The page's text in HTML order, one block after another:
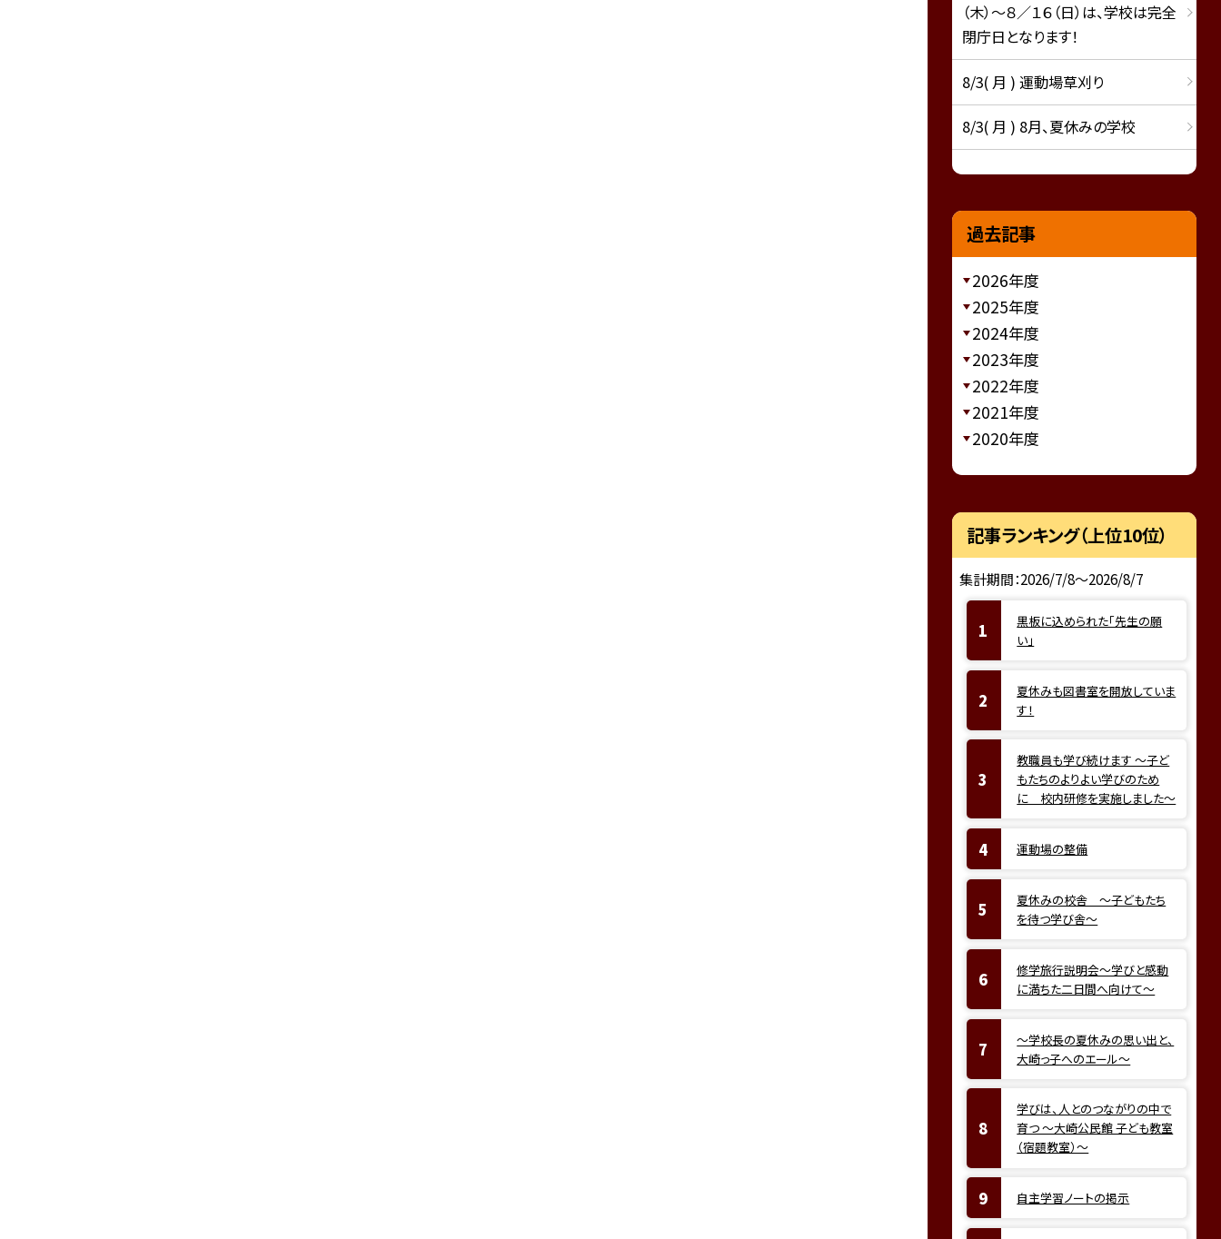
（木）～８／１６（日）は、学校は完全
閉庁日となります！
8/3( 月 ) 運動場草刈り
8/3( 月 ) 8月、夏休みの学校
過去記事
2026年度
2025年度
2024年度
2023年度
2022年度
2021年度
2020年度
記事ランキング（上位10位）
集計期間：2026/7/8～2026/8/7
黒板に込められた「先生の願
い」
夏休みも図書室を開放していま
す！
教職員も学び続けます ～子ど
もたちのよりよい学びのため
に 校内研修を実施しました～
運動場の整備
夏休みの校舎 ～子どもたち
を待つ学び舎～
修学旅行説明会～学びと感動
に満ちた二日間へ向けて～
～学校長の夏休みの思い出と、
大崎っ子へのエール～
学びは、人とのつながりの中で
育つ ～大崎公民館 子ども教室
（宿題教室）～
自主学習ノートの掲示